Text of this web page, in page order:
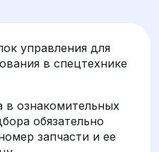
управления для
в спецтехнике
в ознакомительных
обязательно
запчасти и ее